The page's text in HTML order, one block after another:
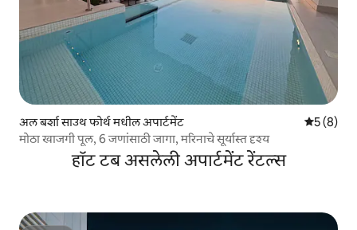
अल बर्शा साउथ फोर्थ मधील अपार्टमेंट 5 पैकी 5
5 (8)
मोठा खाजगी पूल, 6 जणांसाठी जागा, मरिनाचे सूर्यास्त दृश्य
हॉट टब असलेली अपार्टमेंट रेंटल्स